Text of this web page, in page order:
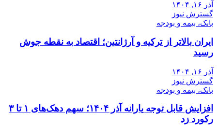
آذر ۱۶, ۱۴۰۴
گسترش نیوز
بانک، بیمه و بودجه
ایران بالاتر از ترکیه و آرژانتین؛ اقتصاد به نقطه جوش
رسید
آذر ۱۶, ۱۴۰۴
گسترش نیوز
بانک، بیمه و بودجه
افزایش قابل توجه یارانه آذر ۱۴۰۴؛ سهم دهک‌های ۱ تا ۳
رکورد زد